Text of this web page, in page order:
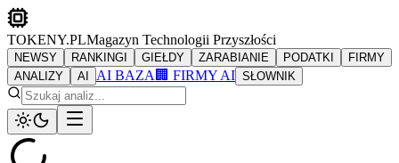
TOKENY.PLMagazyn Technologii Przyszłości
NEWSY RANKINGI GIEŁDY ZARABIANIE PODATKI
FIRMY
ANALIZY
AI AI BAZA 🏢 FIRMY AI SŁOWNIK